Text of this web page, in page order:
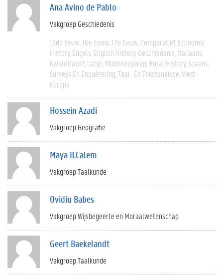
Ana Avino de Pablo
Vakgroep Geschiedenis
15de Eeuw 16e Eeuw 17e Eeuw Comparatief Economic
History Engels English History Geschiedenis Italiaans
Kwantitatief Latijn Middeleeuwen Rural History Spaans
Surveys En Enquêtering Taal- En Tekstanalyse West-
Europa
Hossein Azadi
Vakgroep Geografie
Maya B.Calem
Vakgroep Taalkunde
Ovidiu Babes
Vakgroep Wijsbegeerte en Moraalwetenschap
Geert Baekelandt
Vakgroep Taalkunde